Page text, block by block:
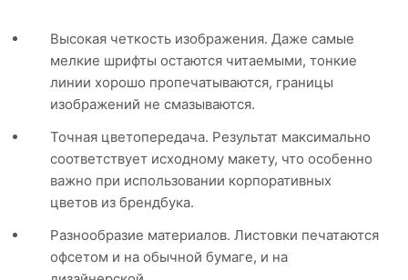
Высокая четкость изображения. Даже самые
мелкие шрифты остаются читаемыми, тонкие
линии хорошо пропечатываются, границы
изображений не смазываются.
Точная цветопередача. Результат максимально
соответствует исходному макету, что особенно
важно при использовании корпоративных
цветов из брендбука.
Разнообразие материалов. Листовки печатаются
офсетом и на обычной бумаге, и на